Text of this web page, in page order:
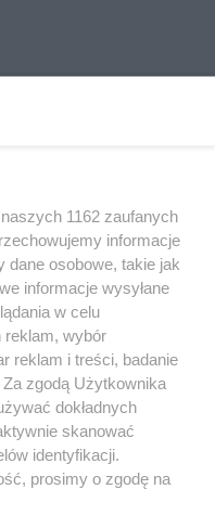
Serwis Informacyjny Miasta
HOSTING
FACEBOOK KONTAKT
Muzyka i kultura
Archiwum wydarzeń
1162 zaufanych
informacje
dane osobowe, takie jak
informacje wysyłane
w celu
reklam, wybór
reklam i treści, badanie
zgodą Użytkownika
dokładnych
skanować
identyfikacji.
prosimy o zgodę na